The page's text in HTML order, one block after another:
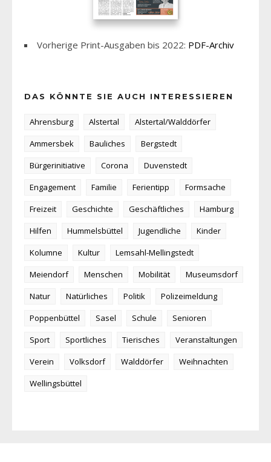
Vorherige Print-Ausgaben bis 2022: PDF-Archiv
DAS KÖNNTE SIE AUCH INTERESSIEREN
Ahrensburg Alstertal
Alstertal/Walddörfer
Ammersbek
Bauliches
Bergstedt
Bürgerinitiative
Corona
Duvenstedt
Engagement
Familie Ferientipp
Formsache
Freizeit
Geschichte Geschäftliches
Hamburg
Hilfen
Hummelsbüttel Jugendliche
Kinder
Kolumne
Kultur
Lemsahl-Mellingstedt
Meiendorf
Menschen Mobilität
Museumsdorf
Natur
Natürliches Politik
Polizeimeldung
Poppenbüttel
Sasel Schule
Senioren
Sport
Sportliches Tierisches
Veranstaltungen
Verein
Volksdorf Walddörfer
Weihnachten
Wellingsbüttel